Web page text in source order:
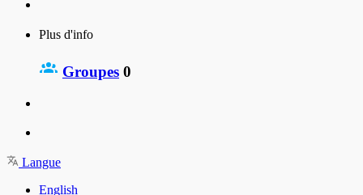
Plus d'info
Groupes 0
Langue
English